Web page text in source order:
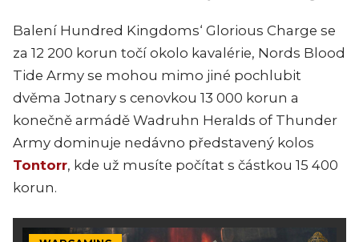
Balení Hundred Kingdoms‘ Glorious Charge se
za 12 200 korun točí okolo kavalérie, Nords Blood
Tide Army se mohou mimo jiné pochlubit
dvěma Jotnary s cenovkou 13 000 korun a
konečně armádě Wadruhn Heralds of Thunder
Army dominuje nedávno představený kolos
Tontorr, kde už musíte počítat s částkou 15 400
korun.